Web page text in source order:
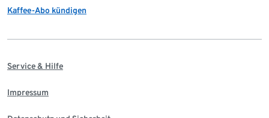
Kaffee-Abo kündigen
Service & Hilfe
Impressum